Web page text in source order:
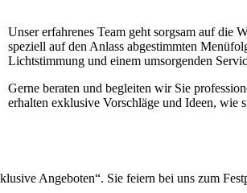
Unser erfahrenes Team geht sorgsam auf die
speziell auf den Anlass abgestimmten
Lichtstimmung und einem umsorgenden
Gerne beraten und begleiten wir Sie
erhalten exklusive Vorschläge und Ideen, wie
Angeboten“. Sie feiern bei uns zum